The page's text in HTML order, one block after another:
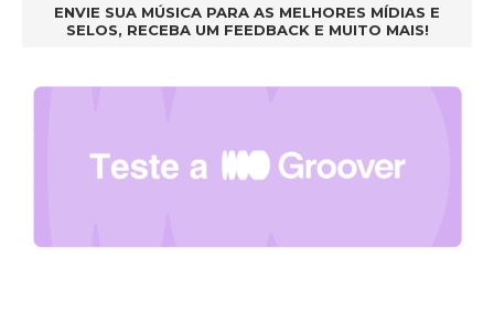
ENVIE SUA MÚSICA PARA AS MELHORES MÍDIAS E
SELOS, RECEBA UM FEEDBACK E MUITO MAIS!